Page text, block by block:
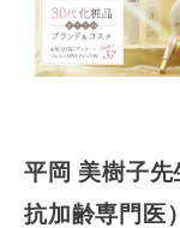
平岡 美樹子先
抗加齢専門医）